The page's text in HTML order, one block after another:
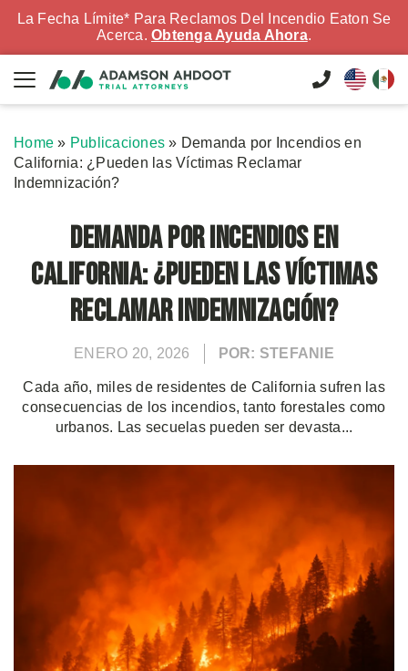
La Fecha Límite* Para Reclamos Del Incendio Eaton Se
Acerca. Obtenga Ayuda Ahora.
Home » Publicaciones » Demanda por Incendios en
California: ¿Pueden las Víctimas Reclamar
Indemnización?
Demanda por Incendios en
California: ¿Pueden las Víctimas
Reclamar Indemnización?
ENERO 20, 2026 POR: STEFANIE
Cada año, miles de residentes de California sufren las
consecuencias de los incendios, tanto forestales como
urbanos. Las secuelas pueden ser devasta...